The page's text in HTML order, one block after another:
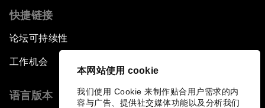
本网站使用 cookie
我们使用 Cookie 来制作贴合用户需求的内
容与广告、提供社交媒体功能以及分析我们
快捷链接
论坛可持续性
工作机会
语言版本